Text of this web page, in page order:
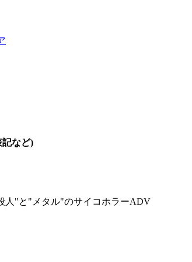
記など)
人"と"メタル"のサイコホラーADV